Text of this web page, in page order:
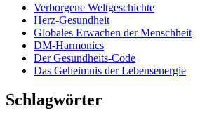
Verborgene Weltgeschichte
Herz-Gesundheit
Globales Erwachen der Menschheit
DM-Harmonics
Der Gesundheits-Code
Das Geheimnis der Lebensenergie
Schlagwörter